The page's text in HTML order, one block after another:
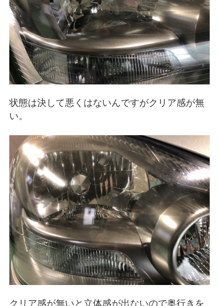
状態は決して悪くはないんですがクリア感が無
い。
クリア感が無いと立体感が出ないので奥行きを